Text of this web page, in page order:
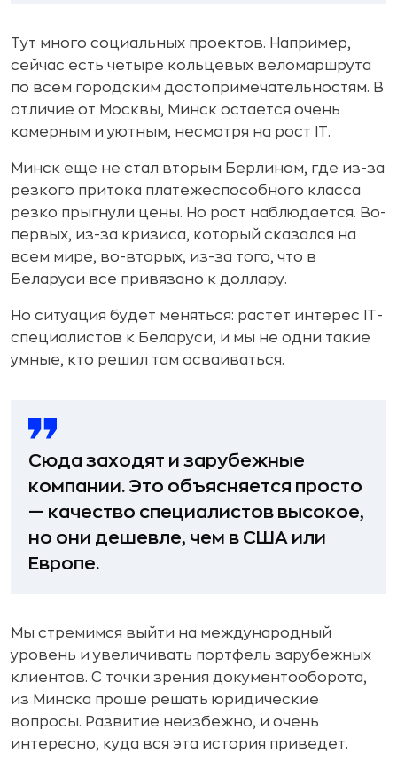
Тут много социальных проектов. Например,
сейчас есть четыре кольцевых веломаршрута
по всем городским достопримечательностям. В
отличие от Москвы, Минск остается очень
камерным и уютным, несмотря на рост IT.
Минск еще не стал вторым Берлином, где из-за
резкого притока платежеспособного класса
резко прыгнули цены. Но рост наблюдается. Во-
первых, из-за кризиса, который сказался на
всем мире, во-вторых, из-за того, что в
Беларуси все привязано к доллару.
Но ситуация будет меняться: растет интерес IT-
специалистов к Беларуси, и мы не одни такие
умные, кто решил там осваиваться.
Сюда заходят и зарубежные
компании. Это объясняется просто
— качество специалистов высокое,
но они дешевле, чем в США или
Европе.
Мы стремимся выйти на международный
уровень и увеличивать портфель зарубежных
клиентов. С точки зрения документооборота,
из Минска проще решать юридические
вопросы. Развитие неизбежно, и очень
интересно, куда вся эта история приведет.